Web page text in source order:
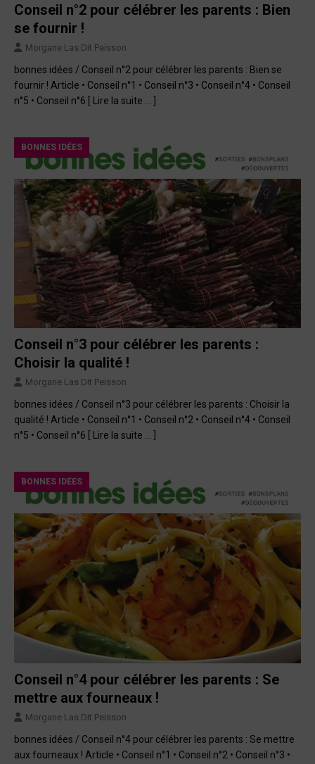
Conseil n°2 pour célébrer les parents : Bien
se fournir !
Morgane Las Dit Peisson
bonnes idées / Conseil n°2 pour célébrer les parents : Bien se
fournir ! Article • Conseil n°1 • Conseil n°3 • Conseil n°4 • Conseil
n°5 • Conseil n°6 [ Lire la suite … ]
BONNES IDÉES
Conseil n°3 pour célébrer les parents :
Choisir la qualité !
Morgane Las Dit Peisson
bonnes idées / Conseil n°3 pour célébrer les parents : Choisir la
qualité ! Article • Conseil n°1 • Conseil n°2 • Conseil n°4 • Conseil
n°5 • Conseil n°6
[ Lire la suite … ]
BONNES IDÉES
Conseil n°4 pour célébrer les parents : Se
mettre aux fourneaux !
Morgane Las Dit Peisson
bonnes idées / Conseil n°4 pour célébrer les parents : Se mettre
aux fourneaux ! Article • Conseil n°1 • Conseil n°2 • Conseil n°3 •